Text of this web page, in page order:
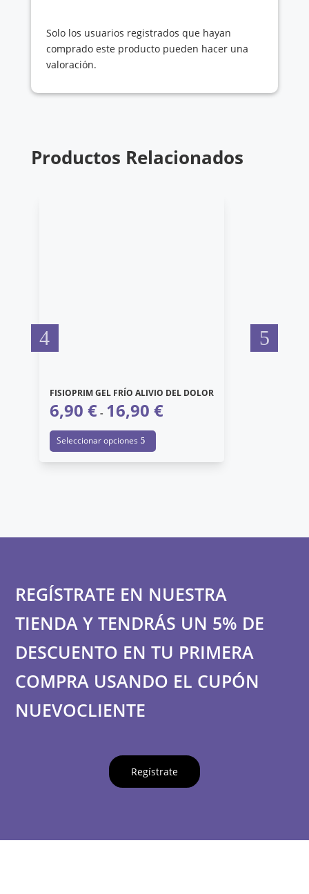
Solo los usuarios registrados que hayan
comprado este producto pueden hacer una
valoración.
Productos Relacionados
FISIOPRIM GEL FRÍO ALIVIO DEL DOLOR
6,90 € - 16,90 €Rango
desde
Seleccionar opciones
Este
producto
tiene
opciones
elegir
la
página
de
producto
REGÍSTRATE EN NUESTRA
TIENDA Y TENDRÁS UN 5% DE
DESCUENTO EN TU PRIMERA
COMPRA USANDO EL CUPÓN
NUEVOCLIENTE
Regístrate